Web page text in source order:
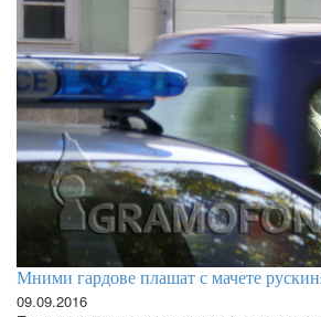
Мними гардове плашат с мачете
09.09.2016